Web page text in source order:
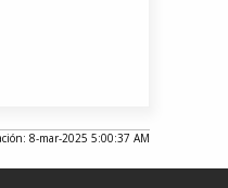
8-mar-2025 5:00:37 AM